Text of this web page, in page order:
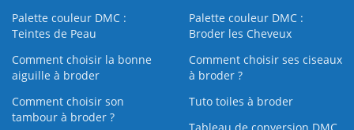
Palette couleur DMC :
Teintes de Peau
Palette couleur DMC :
Broder les Cheveux
Comment choisir la bonne
aiguille à broder
Comment choisir ses ciseaux
à broder ?
Comment choisir son
tambour à broder ?
Tuto toiles à broder